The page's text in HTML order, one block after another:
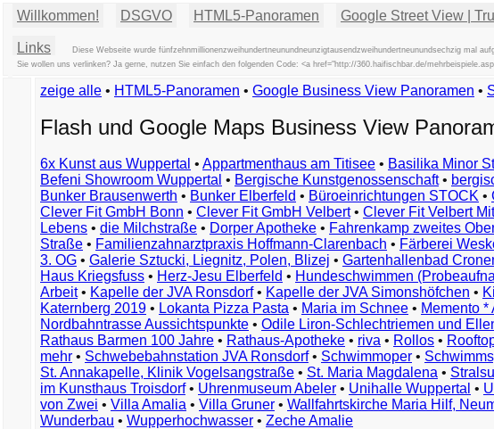
Willkommen! DSGVO HTML5-Panoramen Google Street View |
Links
Diese Webseite wurde fünfzehnmillionenzweihundertneunundneunzigtausendzweihundertneunundsechzig mal
Sie wollen uns verlinken? Ja gerne, nutzen Sie einfach den folgenden Code: <a href="http://360.haifischbar.de/
zeige alle • HTML5-Panoramen • Google Business View Panoramen •
Flash und Google Maps Business View
6x Kunst aus Wuppertal • Appartmenthaus am Titisee • Basilika Minor
Befeni Showroom Wuppertal • Bergische Kunstgenossenschaft•
Bunker Brausenwerth • Bunker Elberfeld • Büroeinrichtungen STOCK •
Clever Fit GmbH Bonn • Clever Fit GmbH Velbert• Clever Fit Velbert
Lebens • die Milchstraße • Dorper Apotheke • Fahrenkamp zweites
Straße • Familienzahnarztpraxis Hoffmann-Clarenbach • Färberei
3. OG • Galerie Sztucki, Liegnitz, Polen, Blizej • Gartenhallenbad
Haus Kriegsfuss • Herz-Jesu Elberfeld • Hundeschwimmen
Arbeit• Kapelle der JVA Ronsdorf• Kapelle der JVA Simonshöfchen •
Katernberg 2019 • Lokanta Pizza Pasta • Maria im Schnee • Memento *
Nordbahntrasse Aussichtspunkte • Odile Liron-Schlechtriemen und
Rathaus Barmen 100 Jahre • Rathaus-Apotheke • riva • Rollos •
mehr • Schwebebahnstation JVA Ronsdorf• Schwimmoper •
St. Annakapelle, Klinik Vogelsangstraße • St. Maria Magdalena •
im Kunsthaus Troisdorf• Uhrenmuseum Abeler • Unihalle Wuppertal •
von Zwei • Villa Amalia • Villa Gruner • Wallfahrtskirche Maria Hilf,
Wunderbau • Wupperhochwasser • Zeche Amalie